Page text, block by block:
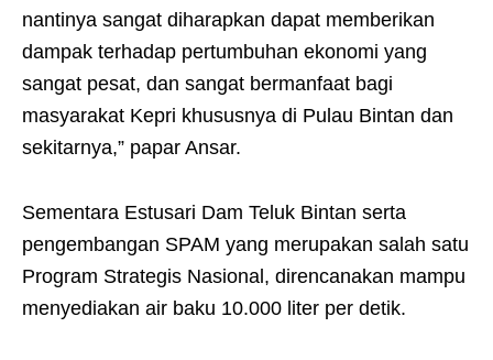
nantinya sangat diharapkan dapat memberikan
dampak terhadap pertumbuhan ekonomi yang
sangat pesat, dan sangat bermanfaat bagi
masyarakat Kepri khususnya di Pulau Bintan dan
sekitarnya,” papar Ansar.
Sementara Estusari Dam Teluk Bintan serta
pengembangan SPAM yang merupakan salah satu
Program Strategis Nasional, direncanakan mampu
menyediakan air baku 10.000 liter per detik.